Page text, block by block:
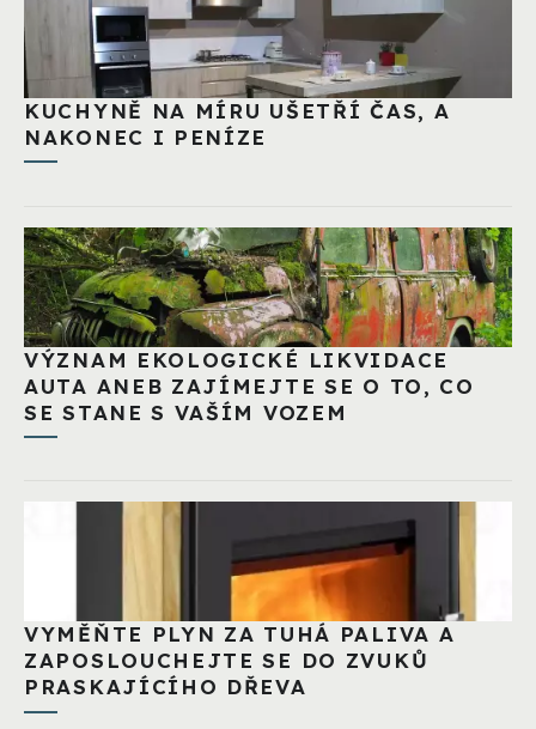
KUCHYNĚ NA MÍRU UŠETŘÍ ČAS, A
NAKONEC I PENÍZE
VÝZNAM EKOLOGICKÉ LIKVIDACE
AUTA ANEB ZAJÍMEJTE SE O TO, CO
SE STANE S VAŠÍM VOZEM
VYMĚŇTE PLYN ZA TUHÁ PALIVA A
ZAPOSLOUCHEJTE SE DO ZVUKŮ
PRASKAJÍCÍHO DŘEVA